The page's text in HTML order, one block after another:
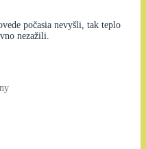
počasia nevyšli, tak teplo
nezažili.